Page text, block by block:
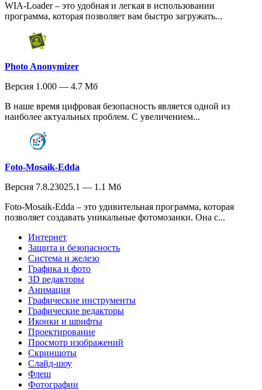
WIA-Loader – это удобная и легкая в использовании
программа, которая позволяет вам быстро загружать...
Photo Anonymizer
Версия 1.000 — 4.7 Мб
В наше время цифровая безопасность является одной из
наиболее актуальных проблем. С увеличением...
Foto-Mosaik-Edda
Версия 7.8.23025.1 — 1.1 Мб
Foto-Mosaik-Edda – это удивительная программа, которая
позволяет создавать уникальные фотомозаики. Она с...
Интернет
Защита и безопасность
Система и железо
Графика и фото
3D редакторы
Анимация
Графические инструменты
Графические редакторы
Иконки и шрифты
Проектирование
Просмотр изображений
Скриншоты
Слайд-шоу
Флеш
Фотографии